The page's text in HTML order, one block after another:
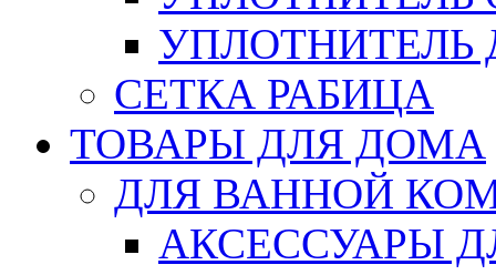
СЕТКА РАБИЦА
ТОВАРЫ ДЛЯ ДОМА
ДЛЯ ВАННОЙ
АКСЕССУАРЫ